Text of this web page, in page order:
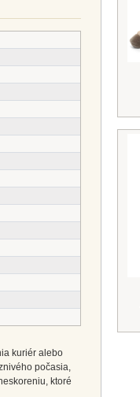
kuriér alebo
počasia,
ktoré